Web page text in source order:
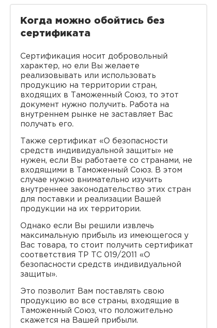
Когда можно обойтись без
сертификата
Сертификация носит добровольный
характер, но ели Вы желаете
реализовывать или использовать
продукцию на территории стран,
входящих в Таможенный Союз, то этот
документ нужно получить. Работа на
внутреннем рынке не заставляет Вас
получать его.
Также сертификат «О безопасности
средств индивидуальной защиты» не
нужен, если Вы работаете со странами, не
входящими в Таможенный Союз. В этом
случае нужно внимательно изучить
внутреннее законодательство этих стран
для поставки и реализации Вашей
продукции на их территории.
Однако если Вы решили извлечь
максимальную прибыль из имеющегося у
Вас товара, то стоит получить сертификат
соответствия ТР ТС 019/2011 «О
безопасности средств индивидуальной
защиты».
Это позволит Вам поставлять свою
продукцию во все страны, входящие в
Таможенный Союз, что положительно
скажется на Вашей прибыли.